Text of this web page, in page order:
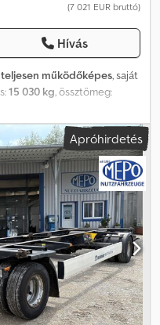
(7 021 EUR bruttó)
Hívás
teljesen működőképes, saját
15 030 kg, össztömeg:
08/2026, felfüggesztés:
, maximális sebesség:125
kínálja: jól
több darab
állítható vonórúd BPW
emelési magasság akár
és speciális vizsgával nagyon
2019 össztömeg: 18 000 kg
és csereszekrény raktáron!
NE KÜLDJÖN! #####
NÉMETORSZÁGBAN!
MEGTEKINTÉS CSAK
Afajr #####
Apróhirdetés